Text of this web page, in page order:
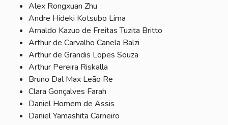
Alex Rongxuan Zhu
Andre Hideki Kotsubo Lima
Arnaldo Kazuo de Freitas Tuzita Britto
Arthur de Carvalho Canela Balzi
Arthur de Grandis Lopes Souza
Arthur Pereira Riskalla
Bruno Dal Max Leão Re
Clara Gonçalves Farah
Daniel Homem de Assis
Daniel Yamashita Carneiro